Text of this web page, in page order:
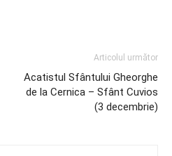
Articolul următor
Acatistul Sfântului Gheorghe
de la Cernica – Sfânt Cuvios
(3 decembrie)